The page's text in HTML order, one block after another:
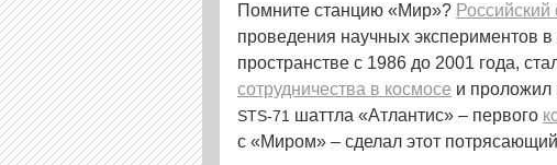
Помните станцию «Мир»?
проведения научных экспериментов
пространстве с 1986 до 2001 года,
сотрудничества в космосе и проложил
STS-71 шаттла «Атлантис» – первого
с «Миром» – сделал этот